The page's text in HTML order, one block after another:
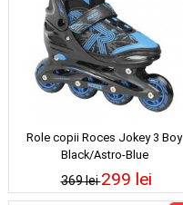
Role copii Roces Jokey 3 Boy
Black/Astro-Blue
369 lei299 lei